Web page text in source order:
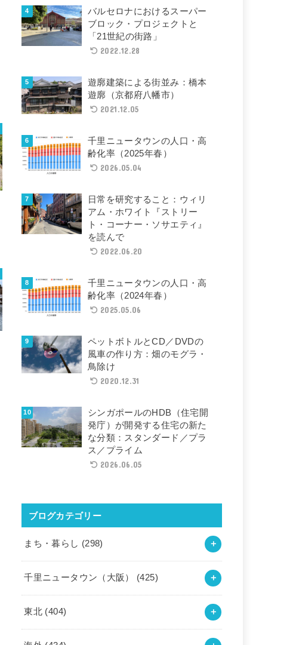
バルセロナにおけるスーパー
ブロック・プロジェクトと
「21世紀の街路」
2022.12.28
遊廓建築による街並み：橋本
遊廓（京都府八幡市）
2021.12.05
千里ニュータウンの人口・高
齢化率（2025年春）
2026.05.04
日常を研究すること：ウィリ
アム・ホワイト『ストリー
ト・コーナー・ソサエティ』
を読んで
2022.06.20
千里ニュータウンの人口・高
齢化率（2024年春）
2025.05.06
ペットボトルとCD／DVDの
風車の作り方：畑のモグラ・
鳥除け
2020.12.31
シンガポールのHDB（住宅開
発庁）が開発する住宅の新た
な分類：スタンダード／プラ
ス／プライム
2026.06.05
ブログカテゴリー
まち・暮らし (298)
千里ニュータウン（大阪） (425)
東北 (404)